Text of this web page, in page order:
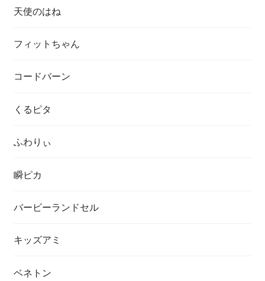
天使のはね
フィットちゃん
コードバーン
くるピタ
ふわりぃ
瞬ピカ
バービーランドセル
キッズアミ
ベネトン